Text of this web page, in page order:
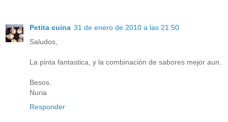
Petita cuina 31 de enero de 2010 a las 21:50
Saludos,
La pinta fantastica, y la combinación de sabores mejor aun.
Besos.
Nuria
Responder